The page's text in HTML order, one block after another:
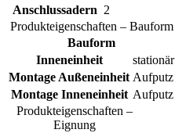
Anschlussadern 2
Produkteigenschaften – Bauform
Bauform
Inneneinheit
stationär
Montage Außeneinheit Aufputz
Montage Inneneinheit Aufputz
Produkteigenschaften –
Eignung